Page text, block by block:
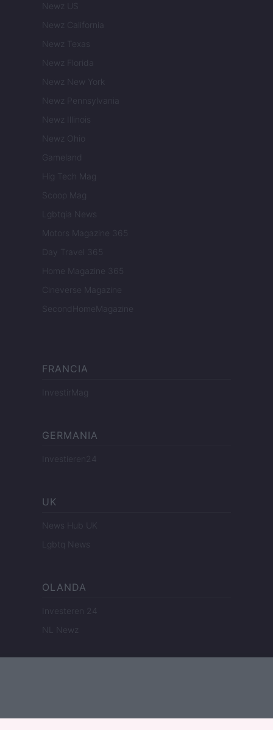
Newz US
Newz California
Newz Texas
Newz Florida
Newz New York
Newz Pennsylvania
Newz Illinois
Newz Ohio
Gameland
Hig Tech Mag
Scoop Mag
Lgbtqia News
Motors Magazine 365
Day Travel 365
Home Magazine 365
Cineverse Magazine
SecondHomeMagazine
FRANCIA
InvestirMag
GERMANIA
Investieren24
UK
News Hub UK
Lgbtq News
OLANDA
Investeren 24
NL Newz